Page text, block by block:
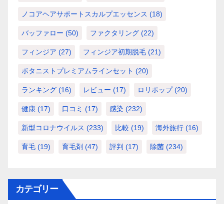
ノコアヘアサポートスカルプエッセンス (18)
バッファロー (50) ファクタリング (22)
フィンジア (27) フィンジア初期脱毛 (21)
ボタニストプレミアムラインセット (20)
ランキング (16) レビュー (17) ロリポップ(20)
健康 (17) 口コミ (17) 感染 (232)
新型コロナウイルス (233) 比較 (19) 海外旅行 (16)
育毛 (19) 育毛剤 (47) 評判 (17) 除菌 (234)
カテゴリー